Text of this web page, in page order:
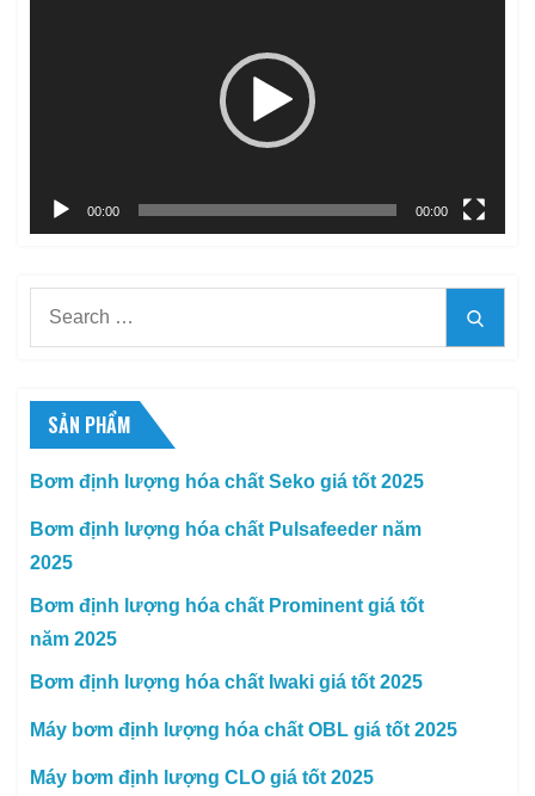
00:00 00:00
SẢN PHẨM
Bơm định lượng hóa chất Seko giá tốt 2025
Bơm định lượng hóa chất Pulsafeeder năm
2025
Bơm định lượng hóa chất Prominent giá tốt
năm 2025
Bơm định lượng hóa chất Iwaki giá tốt 2025
Máy bơm định lượng hóa chất OBL giá tốt 2025
Máy bơm định lượng CLO giá tốt 2025